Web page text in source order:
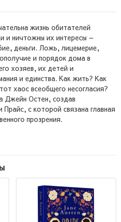
жизнь обитателей
и ничтожны их интересы —
деньги. Ложь, лицемерие,
и порядок дома в
хозяев, их детей и
и единства. Как жить? Как
хаос всеобщего несогласия?
Джейн Остен, создав
с которой связана главная
прозрения.